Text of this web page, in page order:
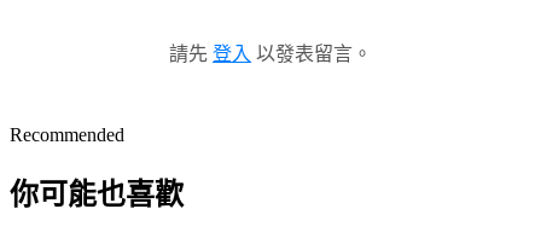
請先 登入 以發表留言。
Recommended
你可能也喜歡